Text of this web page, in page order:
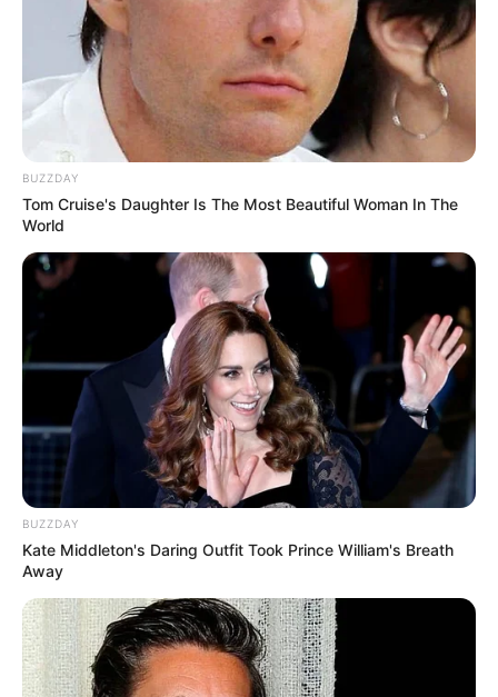
BUZZDAY
Tom Cruise's Daughter Is The Most Beautiful Woman In The
World
BUZZDAY
Kate Middleton's Daring Outfit Took Prince William's Breath
Away